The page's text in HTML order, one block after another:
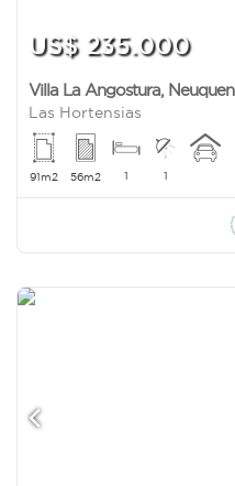
US$ 235.000
Villa La Angostura, Neuquen
Las Hortensias
91m2 56m2 1 1